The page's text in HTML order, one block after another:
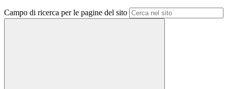
Campo di ricerca per le pagine del sito